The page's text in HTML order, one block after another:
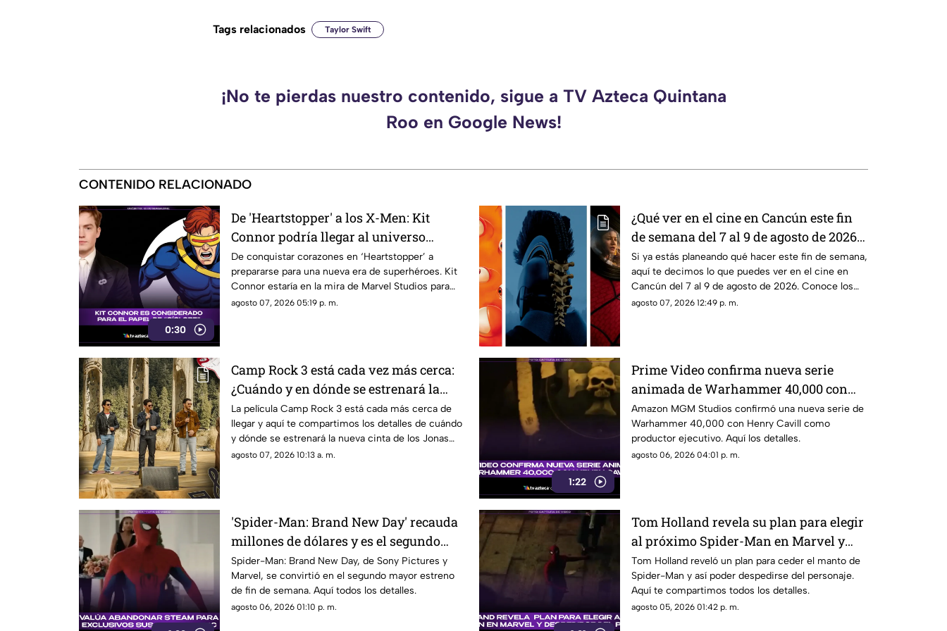
Tags relacionados Taylor Swift
¡No te pierdas nuestro contenido, sigue a TV Azteca Quintana
Roo en Google News!
CONTENIDO RELACIONADO
0:30
De 'Heartstopper' a los X-Men: Kit
Connor podría llegar al universo
Marvel como Cíclope
De conquistar corazones en ‘Heartstopper’ a
prepararse para una nueva era de superhéroes. Kit
Connor estaría en la mira de Marvel Studios para
interpretar a Cíclope en la próxima película de los
agosto 07, 2026 05:19 p. m.
¿Qué ver en el cine en Cancún este fin
de semana del 7 al 9 de agosto de 2026?
Cartelera y recomendaciones de
películas
Si ya estás planeando qué hacer este fin de semana,
aquí te decimos lo que puedes ver en el cine en
Cancún del 7 al 9 de agosto de 2026. Conoce los
detalles.
agosto 07, 2026 12:49 p. m.
Camp Rock 3 está cada vez más cerca:
¿Cuándo y en dónde se estrenará la
nueva película de los Jonas Brothers?
La película Camp Rock 3 está cada más cerca de
llegar y aquí te compartimos los detalles de cuándo
y dónde se estrenará la nueva cinta de los Jonas
Brothers.
agosto 07, 2026 10:13 a. m.
1:22
Prime Video confirma nueva serie
animada de Warhammer 40,000 con
Henry Cavill
Amazon MGM Studios confirmó una nueva serie de
Warhammer 40,000 con Henry Cavill como
productor ejecutivo. Aquí los detalles.
agosto 06, 2026 04:01 p. m.
'Spider-Man: Brand New Day' recauda
millones de dólares y es el segundo
mejor debut de la historia
Spider-Man: Brand New Day, de Sony Pictures y
Marvel, se convirtió en el segundo mayor estreno
de fin de semana. Aquí todos los detalles.
agosto 06, 2026 01:10 p. m.
Tom Holland revela su plan para elegir
al próximo Spider-Man en Marvel y
despedirse del personaje
Tom Holland reveló un plan para ceder el manto de
Spider-Man y así poder despedirse del personaje.
Aquí te compartimos todos los detalles.
agosto 05, 2026 01:42 p. m.